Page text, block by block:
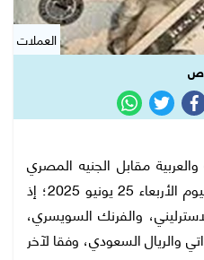
العملات
مقابل الجنيه المصري
بمستهل التعاملات الصباحية اليوم الأربعاء 25 يونيو 2025؛ إذ
والفرنك السويسري،
والريال السعودي، وفقا لآخر